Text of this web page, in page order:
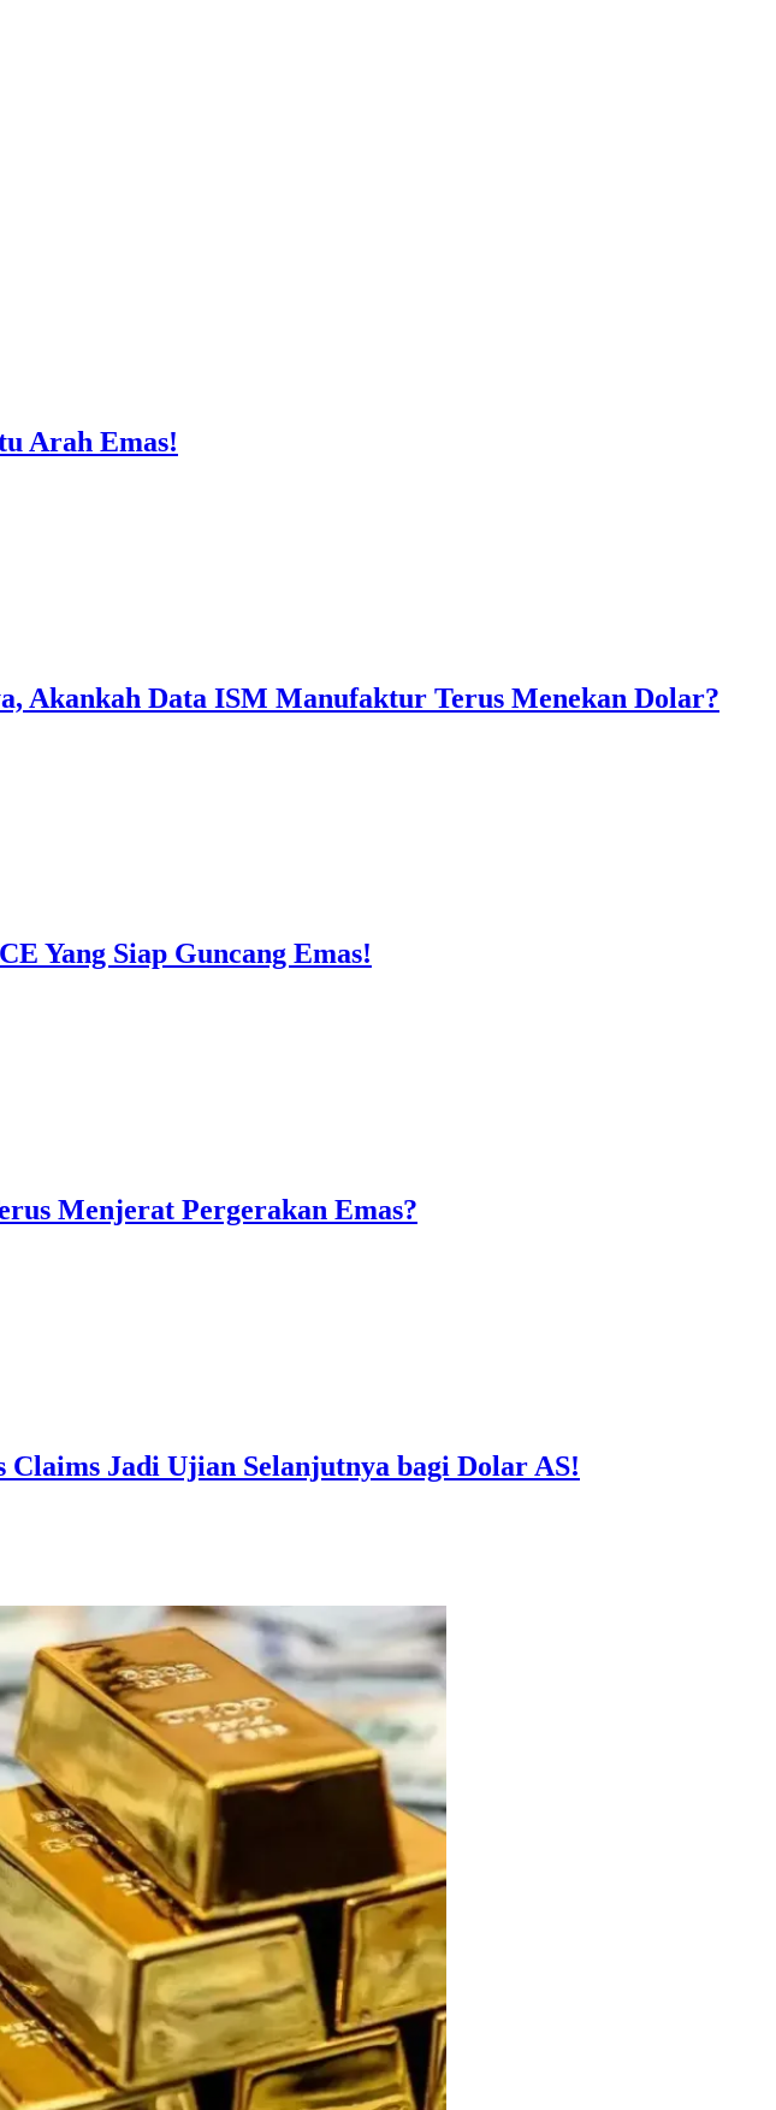
Arah Emas!
Akankah Data ISM Manufaktur Terus Menekan Dolar?
Yang Siap Guncang Emas!
Menjerat Pergerakan Emas?
Jadi Ujian Selanjutnya bagi Dolar AS!